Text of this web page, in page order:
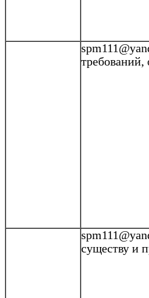
существу и